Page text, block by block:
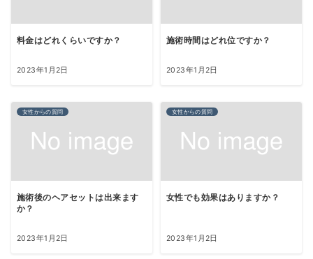
料金はどれくらいですか？
2023年1月2日
施術時間はどれ位ですか？
2023年1月2日
女性からの質問
施術後のヘアセットは出来ます
か？
2023年1月2日
女性からの質問
女性でも効果はありますか？
2023年1月2日